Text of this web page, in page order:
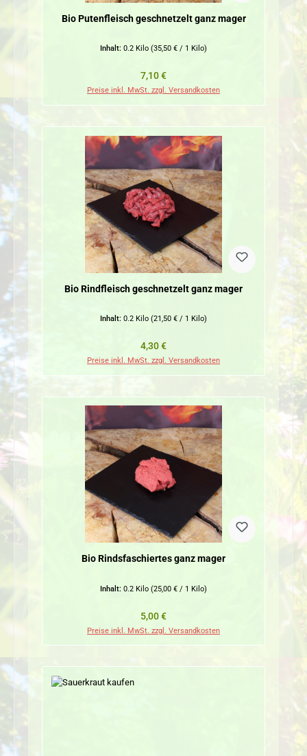
Bio Putenfleisch geschnetzelt ganz mager
Inhalt: 0.2 Kilo (35,50 € / 1 Kilo)
Regulärer Preis:
7,10 €
Preise inkl. MwSt. zzgl. Versandkosten
Bio Rindfleisch geschnetzelt ganz mager
Inhalt: 0.2 Kilo (21,50 € / 1 Kilo)
Regulärer Preis:
4,30 €
Preise inkl. MwSt. zzgl. Versandkosten
Bio Rindsfaschiertes ganz mager
Inhalt: 0.2 Kilo (25,00 € / 1 Kilo)
Regulärer Preis:
5,00 €
Preise inkl. MwSt. zzgl. Versandkosten